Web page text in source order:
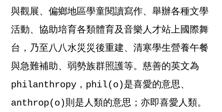
與觀展、偏鄉地區學童閱讀寫作、舉辦各種文學
活動、協助培育各類體育及音樂人才站上國際舞
台，乃至八八水災災後重建、清寒學生營養午餐
與急難補助、弱勢族群照護等。慈善的英文為
philanthropy，phil(o)是喜愛的意思、
anthrop(o)則是人類的意思；亦即喜愛人類。